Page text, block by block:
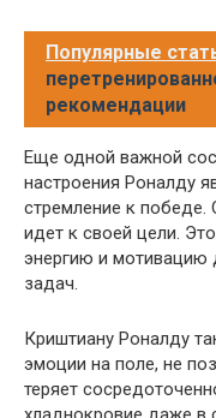
Популярные
рекомендации
Еще одной важной
настроения Роналду
стремление к победе.
идет к своей цели.
энергию и мотивацию
задач.
Криштиану Роналду
эмоции на поле, не
теряет